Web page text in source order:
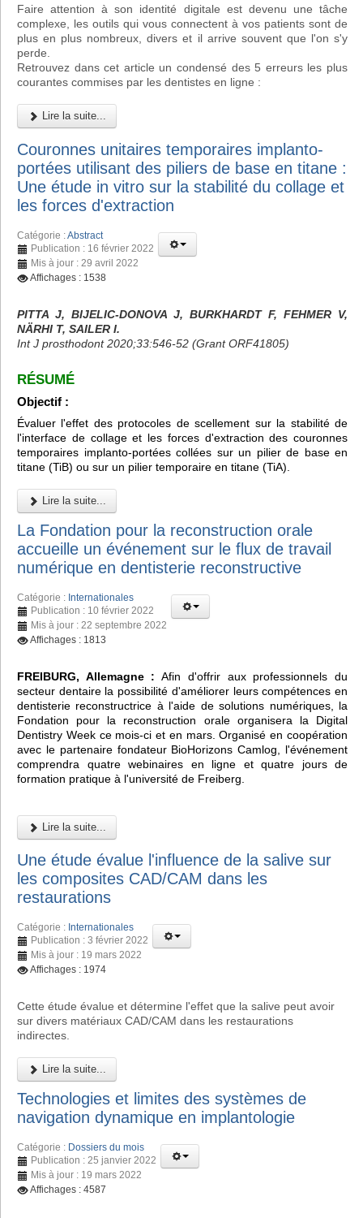
Faire attention à son identité digitale est devenu une tâche
complexe, les outils qui vous connectent à vos patients sont de
plus en plus nombreux, divers et il arrive souvent que l'on s'y
perde.
Retrouvez dans cet article un condensé des 5 erreurs les plus
courantes commises par les dentistes en ligne :
Lire la suite...
Couronnes unitaires temporaires implanto-
portées utilisant des piliers de base en titane :
Une étude in vitro sur la stabilité du collage et
les forces d'extraction
Catégorie :Abstract
Publication : 16 février 2022
Mis à jour : 29 avril 2022
Affichages : 1538
PITTA J, BIJELIC-DONOVA J, BURKHARDT F, FEHMER V,
NÄRHI T, SAILER I.
Int J prosthodont 2020;33:546-52 (Grant ORF41805)
RÉSUMÉ
Objectif :
Évaluer l'effet des protocoles de scellement sur la stabilité de
l'interface de collage et les forces d'extraction des couronnes
temporaires implanto-portées collées sur un pilier de base en
titane (TiB) ou sur un pilier temporaire en titane (TiA).
Lire la suite...
La Fondation pour la reconstruction orale
accueille un événement sur le flux de travail
numérique en dentisterie reconstructive
Catégorie : Internationales
Publication : 10 février 2022
Mis à jour : 22 septembre 2022
Affichages : 1813
FREIBURG, Allemagne : Afin d'offrir aux professionnels du
secteur dentaire la possibilité d'améliorer leurs compétences en
dentisterie reconstructrice à l'aide de solutions numériques, la
Fondation pour la reconstruction orale organisera la Digital
Dentistry Week ce mois-ci et en mars. Organisé en coopération
avec le partenaire fondateur BioHorizons Camlog, l'événement
comprendra quatre webinaires en ligne et quatre jours de
formation pratique à l'université de Freiberg.
Lire la suite...
Une étude évalue l'influence de la salive sur
les composites CAD/CAM dans les
restaurations
Catégorie : Internationales
Publication : 3 février 2022
Mis à jour : 19 mars 2022
Affichages : 1974
Cette étude évalue et détermine l'effet que la salive peut avoir
sur divers matériaux CAD/CAM dans les restaurations
indirectes.
Lire la suite...
Technologies et limites des systèmes de
navigation dynamique en implantologie
Catégorie : Dossiers du mois
Publication : 25 janvier 2022
Mis à jour : 19 mars 2022
Affichages : 4587